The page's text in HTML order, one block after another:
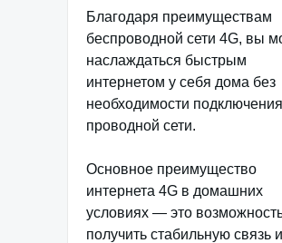
Благодаря преимуществам
беспроводной сети 4G, вы
наслаждаться быстрым
интернетом у себя дома без
необходимости
проводной сети.
Основное преимущество
интернета 4G в домашних
условиях — это
получить стабильную связь и